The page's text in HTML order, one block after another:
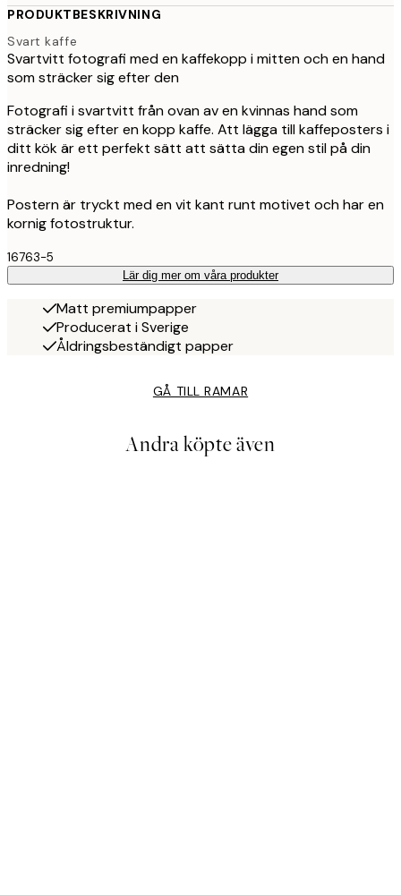
PRODUKTBESKRIVNING
Svart kaffe
Svartvitt fotografi med en kaffekopp i mitten och en hand
som sträcker sig efter den
Fotografi i svartvitt från ovan av en kvinnas hand som
sträcker sig efter en kopp kaffe. Att lägga till kaffeposters i
ditt kök är ett perfekt sätt att sätta din egen stil på din
inredning!
Postern är tryckt med en vit kant runt motivet och har en
kornig fotostruktur.
16763-5
Lär dig mer om våra produkter
Matt premiumpapper
Producerat i Sverige
Åldringsbeständigt papper
GÅ TILL RAMAR
Andra köpte även